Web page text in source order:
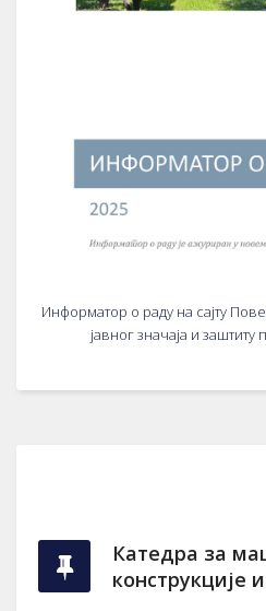
Информатор о раду на сајту
јавног значаја и заштиту
Катедра за
конструкције